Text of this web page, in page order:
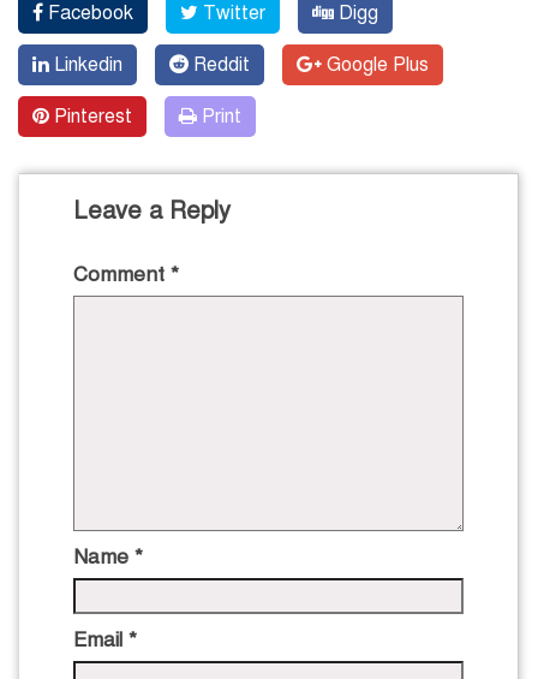
Facebook Twitter Digg
Linkedin Reddit Google Plus
Pinterest Print
Leave a Reply
Comment *
Name *
Email *